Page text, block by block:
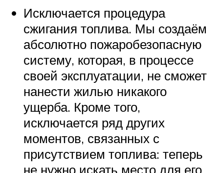
Исключается процедура
сжигания топлива. Мы создаём
абсолютно пожаробезопасную
систему, которая, в процессе
своей эксплуатации, не сможет
нанести жилью никакого
ущерба. Кроме того,
исключается ряд других
моментов, связанных с
присутствием топлива: теперь
не нужно искать место для его